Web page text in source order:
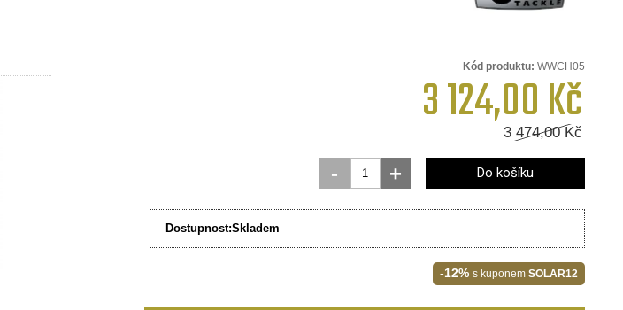
Kód produktu: WWCH05
3 124,00Kč
3 474,00Kč
- + Do košíku
Dostupnost:Skladem
-12% s kuponem SOLAR12